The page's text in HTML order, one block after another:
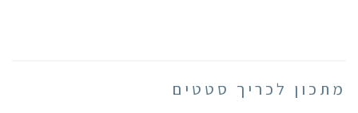
מתכון לכריך סטטים